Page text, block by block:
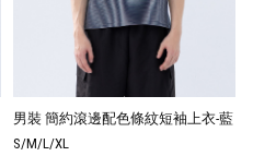
男裝 簡約滾邊配色條紋短袖上衣-藍
S/M/L/XL